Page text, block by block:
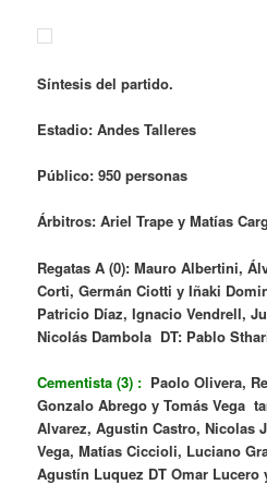
Síntesis del partido.
Estadio: Andes Talleres
Público: 950 personas
Árbitros: Ariel Trape y Matías
Regatas A (0): Mauro Albertini,
Corti,Germán Ciotti y Iñaki
Patricio Díaz, Ignacio Vendrell,
Nicolás Dambola DT: Pablo
Cementista (3) : Paolo Olivera,
Gonzalo Abrego y Tomás Vega
Alvarez, Agustin Castro, Nicolas
Vega, Matías Ciccioli, Luciano
Agustín Luquez DT Omar Lucero